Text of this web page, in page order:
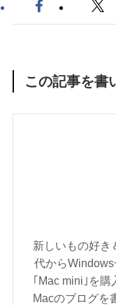
この記事を書
新しいもの好き
代から
｢Mac mini｣を
Macのブログを